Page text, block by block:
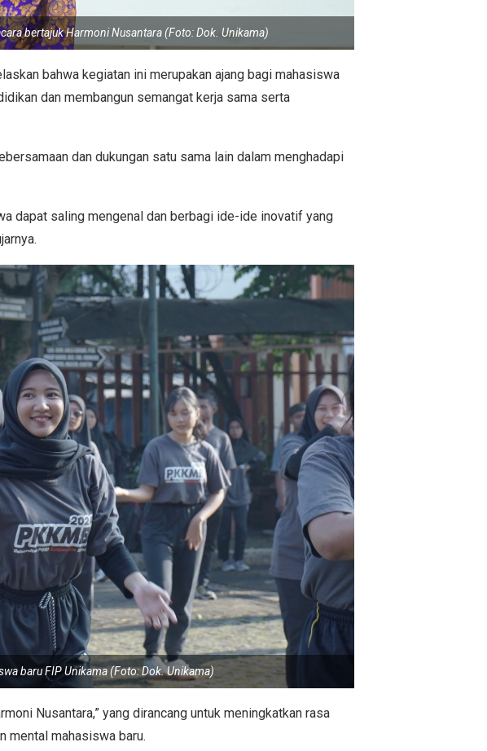
bertajuk Harmoni Nusantara (Foto: Dok. Unikama)
bahwa kegiatan ini merupakan ajang bagi mahasiswa
dan membangun semangat kerja sama serta
dan dukungan satu sama lain dalam menghadapi
dapat saling mengenal dan berbagi ide-ide inovatif yang
baru FIP Unikama (Foto: Dok. Unikama)
Nusantara,” yang dirancang untuk meningkatkan rasa
mental mahasiswa baru.